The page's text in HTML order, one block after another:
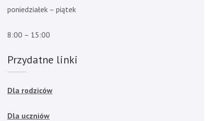
poniedziałek – piątek
8:00 – 15:00
Przydatne linki
Dla rodziców
Dla uczniów